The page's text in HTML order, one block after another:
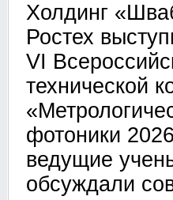
Холдинг
Ростех
VI
технической
фотоники
ведущие
обсуждали